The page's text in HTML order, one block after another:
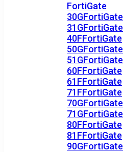
FortiGate
30GFortiGate
31GFortiGate
40FFortiGate
50GFortiGate
51GFortiGate
60FFortiGate
61FFortiGate
71FFortiGate
70GFortiGate
71GFortiGate
80FFortiGate
81FFortiGate
90GFortiGate